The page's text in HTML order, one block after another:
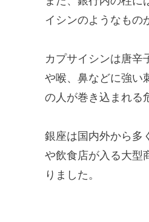
イシンのようなもの
カプサイシンは唐辛
や喉、鼻などに強い
の人が巻き込まれる
銀座は国内外から多
や飲食店が入る大型
りました。